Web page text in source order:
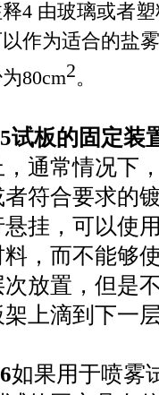
4 由玻璃或者
作为适合的盐
80cm2。
试板的固定装
，通常情况下
者符合要求的
悬挂，可以使
料，而不能够
次放置，但是
架上滴到下一
如果用于喷雾